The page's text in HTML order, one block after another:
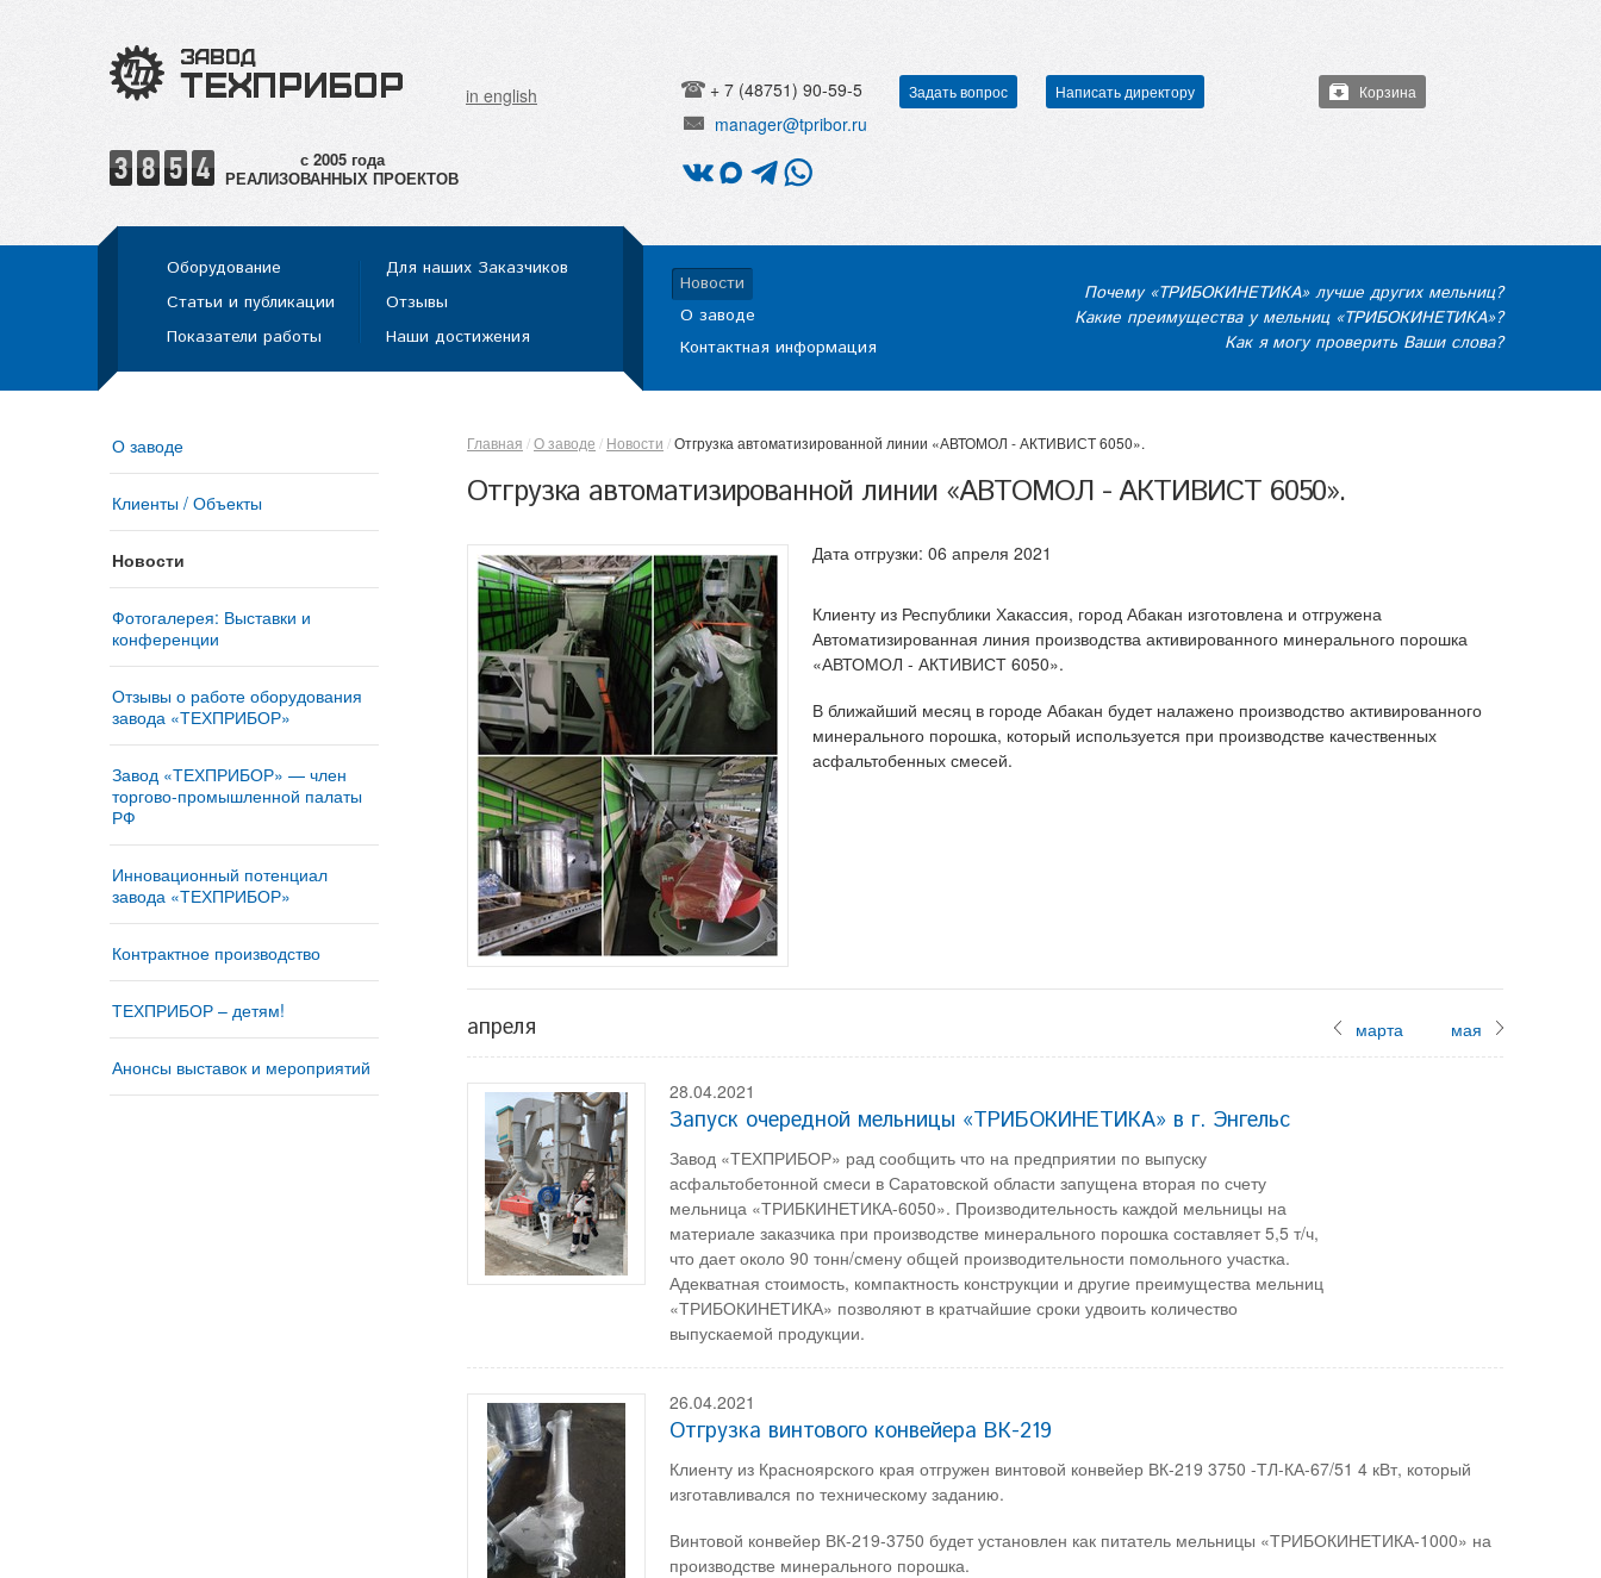
in english + 7 (48751) 90-59-5 Задать вопрос Написать директору
manager@tpribor.ru
Корзина
РЕАЛИЗОВАННЫХ ПРОЕКТОВ
Оборудование
Статьи и публикации
Показатели работы
Для наших Заказчиков
Отзывы
Наши достижения
Новости
О заводе
Контактная информация
Почему «ТРИБОКИНЕТИКА» лучше других мельниц?
Какие преимущества у мельниц «ТРИБОКИНЕТИКА»?
Как я могу проверить Ваши слова?
О заводе
Клиенты / Объекты
Новости
Фотогалерея: Выставки и
конференции
Отзывы о работе оборудования
завода «ТЕХПРИБОР»
Завод «ТЕХПРИБОР» — член
торгово-промышленной палаты
РФ
Инновационный потенциал
завода «ТЕХПРИБОР»
Контрактное производство
ТЕХПРИБОР – детям!
Анонсы выставок и мероприятий
Главная О заводе Новости Отгрузка автоматизированной линии «АВТОМОЛ - АКТИВИСТ 6050».
Отгрузка автоматизированной линии «АВТОМОЛ - АКТИВИСТ 6050».
Дата отгрузки: 06 апреля 2021
Клиенту из Республики Хакассия, город Абакан изготовлена и отгружена
Автоматизированная линия производства активированного минерального порошка
«АВТОМОЛ - АКТИВИСТ 6050».
В ближайший месяц в городе Абакан будет налажено производство активированного
минерального порошка, который используется при производстве качественных
асфальтобенных смесей.
марта мая
апреля
28.04.2021
Запуск очередной мельницы «ТРИБОКИНЕТИКА» в г. Энгельс
Завод «ТЕХПРИБОР» рад сообщить что на предприятии по выпуску
асфальтобетонной смеси в Саратовской области запущена вторая по счету
мельница «ТРИБКИНЕТИКА-6050». Производительность каждой мельницы на
материале заказчика при производстве минерального порошка составляет 5,5 т/ч,
что дает около 90 тонн/смену общей производительности помольного участка.
Адекватная стоимость, компактность конструкции и другие преимущества мельниц
«ТРИБОКИНЕТИКА» позволяют в кратчайшие сроки удвоить количество
выпускаемой продукции.
26.04.2021
Отгрузка винтового конвейера ВК-219
Клиенту из Красноярского края отгружен винтовой конвейер ВК-219 3750 -ТЛ-КА-67/51 4 кВт, который
изготавливался по техническому заданию.
Винтовой конвейер ВК-219-3750 будет установлен как питатель мельницы «ТРИБОКИНЕТИКА-1000» на
производстве минерального порошка.